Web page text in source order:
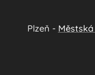
Plzeň -